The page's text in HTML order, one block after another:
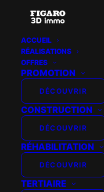
ACCUEIL
RÉALISATIONS
OFFRES
PROMOTION
DÉCOUVRIR
CONSTRUCTION
DÉCOUVRIR
RÉHABILITATION
DÉCOUVRIR
TERTIAIRE